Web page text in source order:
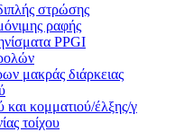
στρώσης
ραφής
PPGI
μακράς διάρκειας
κομματιού/έλξης/γ
τοίχου